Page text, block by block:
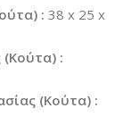
: 38 x 25 x
(Κούτα) :
(Κούτα) :